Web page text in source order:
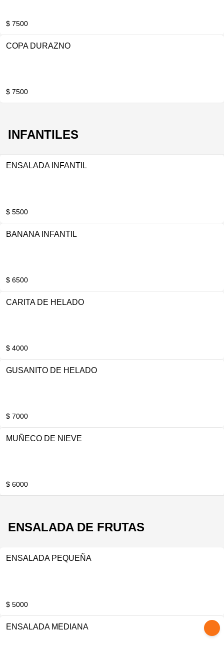
$ 7500
COPA DURAZNO
$ 7500
INFANTILES
ENSALADA INFANTIL
$ 5500
BANANA INFANTIL
$ 6500
CARITA DE HELADO
$ 4000
GUSANITO DE HELADO
$ 7000
MUÑECO DE NIEVE
$ 6000
ENSALADA DE FRUTAS
ENSALADA PEQUEÑA
$ 5000
ENSALADA MEDIANA